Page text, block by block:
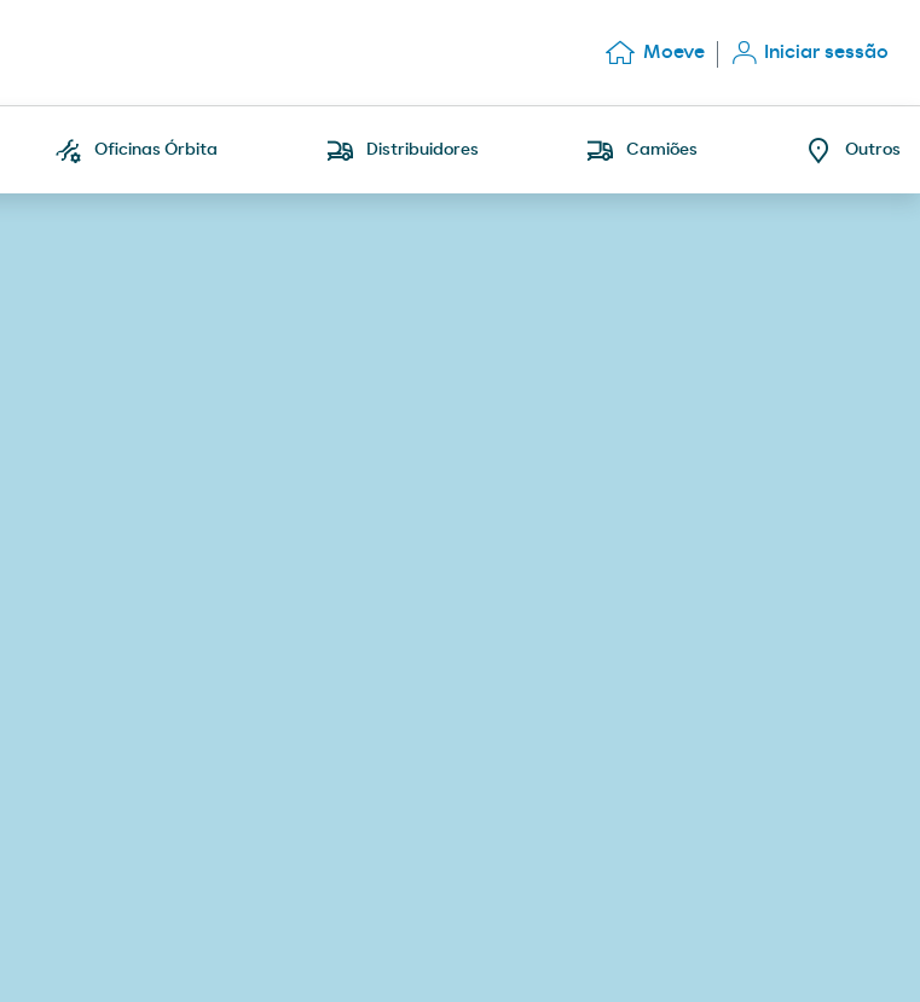
Moeve Iniciar sessão
Oficinas Órbita Distribuidores Camiões Outros